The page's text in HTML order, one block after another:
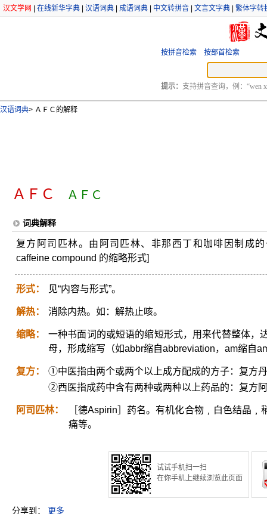
汉文学网 在线新华字典 汉语词典 成语词典 中文转拼音 文言文字典 繁体字转
按拼音检索 按部首检索
提示： 支持拼音查询，例：“wen
汉语词典> ＡＦＣ的解释
ＡＦＣ ＡＦＣ
词典解释
复方阿司匹林。由阿司匹林、非那西丁和咖啡因制成
caffeine compound 的缩略形式]
形式： 见“内容与形式”。
解热： 消除内热。如：解热止咳。
缩略：
一种书面词的或短语的缩短形式，用来代替整体，
母，形成缩写（如abbr缩自abbreviation，am缩自
复方：
①中医指由两个或两个以上成方配成的方子：复方
②西医指成药中含有两种或两种以上药品的：复方
阿司匹林：
［德Aspirin］药名。有机化合物﹐白色结晶
痛等。
试试手机扫一扫
在你手机上继续浏览此页面
分享到： 更多